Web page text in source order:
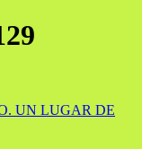
UN LUGAR DE